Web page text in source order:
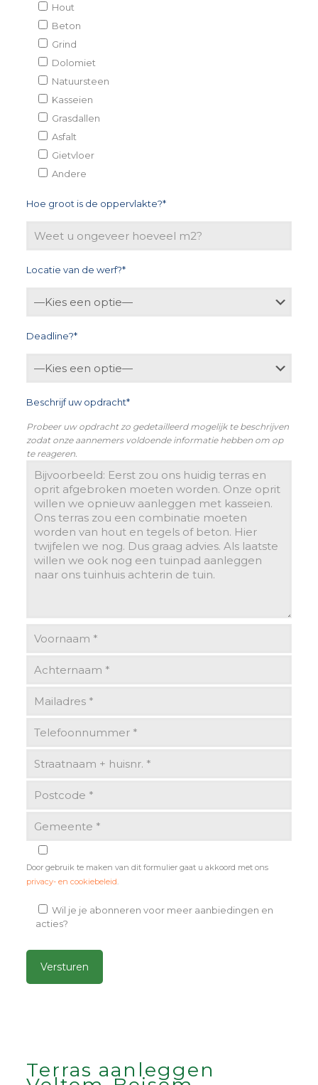
Hout
Beton
Grind
Dolomiet
Natuursteen
Kasseien
Grasdallen
Asfalt
Gietvloer
Andere
Hoe groot is de oppervlakte?*
Locatie van de werf?*
Deadline?*
Beschrijf uw opdracht*
Probeer uw opdracht zo gedetailleerd mogelijk te beschrijven
zodat onze aannemers voldoende informatie hebben om op
te reageren.
Door gebruik te maken van dit formulier gaat u akkoord met ons
privacy- en cookiebeleid
Wil je je abonneren voor meer aanbiedingen en
acties?
Terras aanleggen